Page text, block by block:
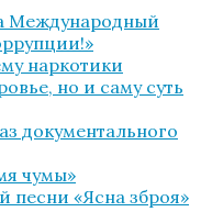
Международный
наркотики
но и саму суть
документального
чумы»
песни «Ясна зброя»